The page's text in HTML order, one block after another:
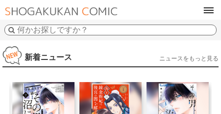
新着ニュース ニュースをもっと見る